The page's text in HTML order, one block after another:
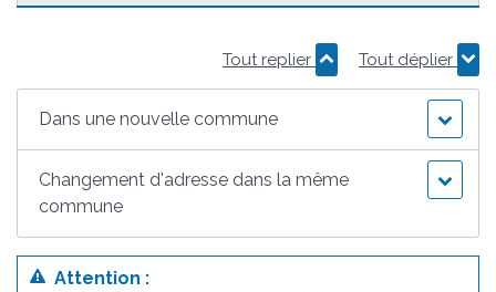
Tout replier Tout déplier
Dans une nouvelle commune
Changement d'adresse dans la même
commune
Attention :